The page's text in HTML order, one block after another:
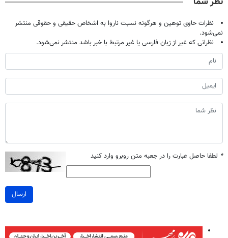
نظرات حاوی توهین و هرگونه نسبت ناروا به اشخاص حقیقی و حقوقی منتشر
نمی‌شود.
نظراتی که غیر از زبان فارسی یا غیر مرتبط با خبر باشد منتشر نمی‌شود.
* لطفا حاصل عبارت را در جعبه متن روبرو وارد کنید
ارسال